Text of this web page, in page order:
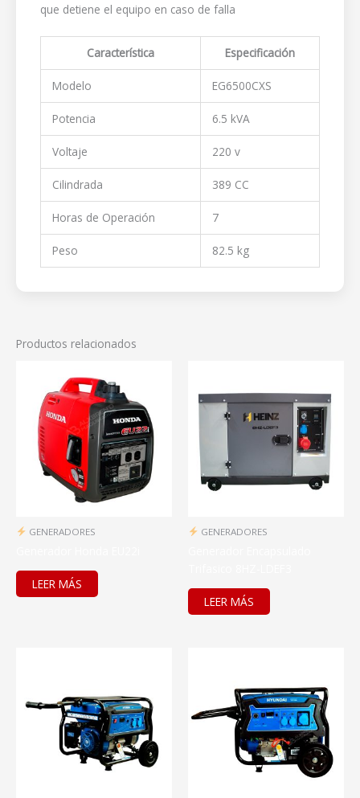
que detiene el equipo en caso de falla
Característica Especificación
Modelo EG6500CXS
Potencia 6.5 kVA
Voltaje 220 v
Cilindrada 389 CC
Horas de Operación 7
Peso 82.5 kg
Productos relacionados
GENERADORES
LEER MÁS
GENERADORES
LEER MÁS